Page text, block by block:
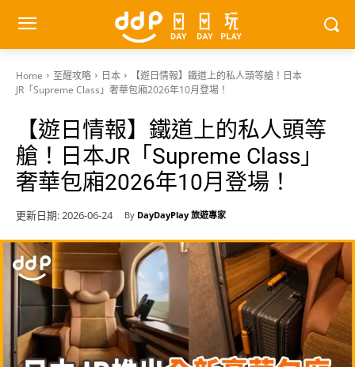
Home 至醒攻略 日本
【遊日情報】鐵道上的私人頭等艙！日本
JR「Supreme Class」奢華包廂2026年10月登場！
【遊日情報】鐵道上的私人頭等
艙！日本JR「Supreme Class」
奢華包廂2026年10月登場！
更新日期:2026-06-24 By DayDayPlay 旅遊專家